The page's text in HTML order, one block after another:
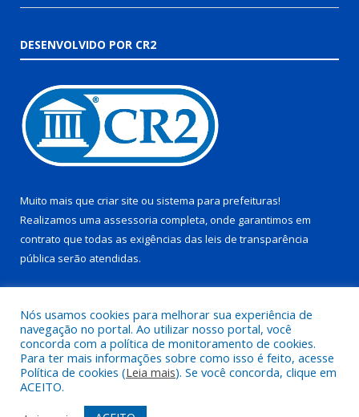
DESENVOLVIDO POR CR2
Muito mais que criar site ou sistema para prefeituras!
Realizamos uma assessoria completa, onde garantimos em
contrato que todas as exigências das leis de transparência
pública serão atendidas.
Todos os direitos reservados a Prefeitura Municipal de Juruti.
Nós usamos cookies para melhorar sua experiência de
navegação no portal. Ao utilizar nosso portal, você
concorda com a política de monitoramento de cookies.
Para ter mais informações sobre como isso é feito, acesse
Política de cookies (Leia mais). Se você concorda, clique em
ACEITO.